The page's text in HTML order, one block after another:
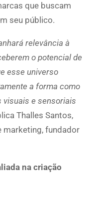
que buscam
seu público.
relevância à
o potencial de
esse universo
a forma como
visuais e sensoriais
Thalles Santos,
marketing, fundador
na criação